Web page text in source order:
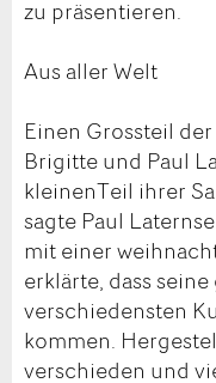
zu präsentieren.
Aus aller Welt
Einen Grossteil
Brigitte und Paul
kleinenTeil ihrer
sagte Paul
mit einer
erklärte, dass
verschiedensten
kommen.
verschieden und